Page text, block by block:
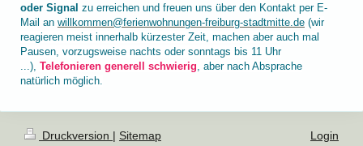
oder Signal zu erreichen und freuen uns über den Kontakt per E-
Mail an willkommen@ferienwohnungen-freiburg-stadtmitte.de (wir
reagieren meist innerhalb kürzester Zeit, machen aber auch mal
Pausen, vorzugsweise nachts oder sonntags bis 11 Uhr
...), Telefonieren generell schwierig , aber nach Absprache
natürlich möglich.
Druckversion | Sitemap
Login